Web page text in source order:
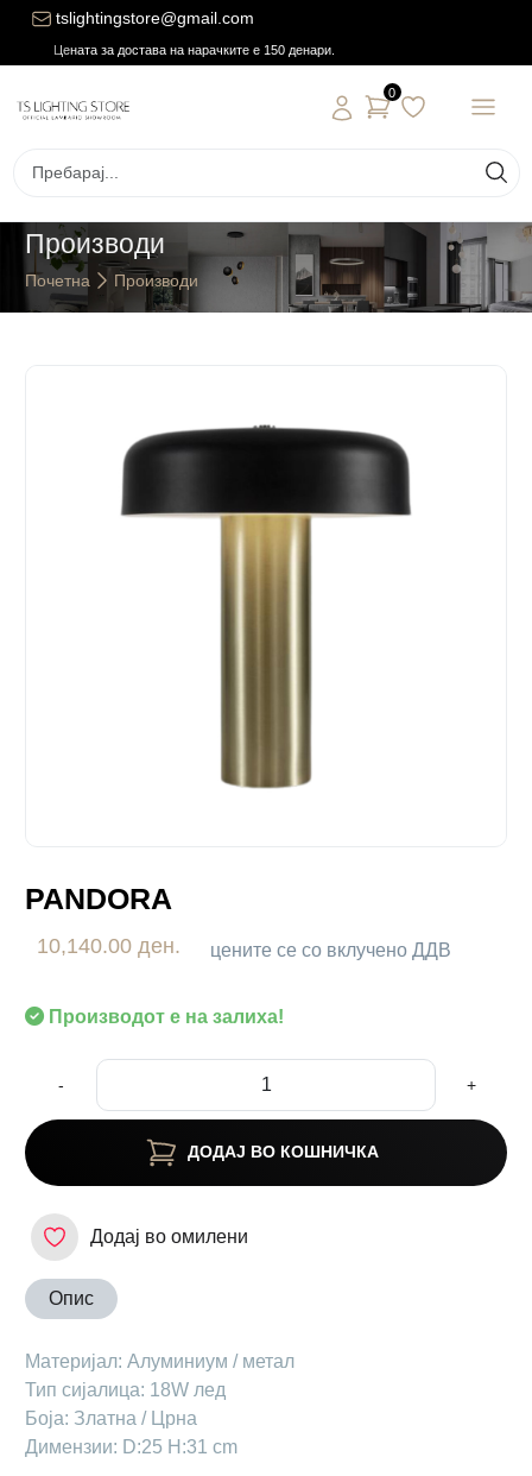
tslightingstore@gmail.com
Цената за достава на нарачките е 150 денари.
0
Производи
Почетна Производи
PANDORA
10,140.00 ден. цените се со вклучено ДДВ
Производот е на залиха!
- +
ДОДАЈ ВО КОШНИЧКА
Додај во омилени
Опис
Maтеријал: Алуминиум / метал
Тип сијалица: 18W лед
Боја: Златна / Црна
Димензии: D:25 H:31 cm